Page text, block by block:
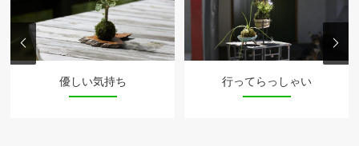
優しい気持ち 行ってらっしゃい